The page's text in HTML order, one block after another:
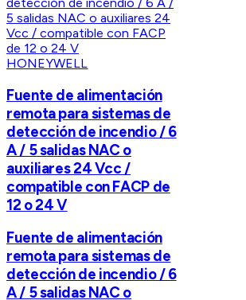
HONEYWELL
Fuente de alimentación
remota para sistemas de
detección de incendio / 6
A / 5 salidas NAC o
auxiliares 24 Vcc /
compatible con FACP de
12 o 24 V
Fuente de alimentación
remota para sistemas de
detección de incendio / 6
A / 5 salidas NAC o